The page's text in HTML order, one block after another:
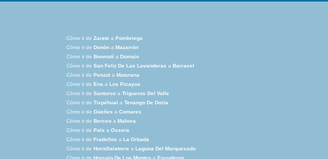
Cómo ir de Zarate a Pombriego
Cómo ir de Donón a Mazarrón
Cómo ir de Bonmatí a Domaio
Cómo ir de San Feliz De Las Lavanderas a Barracel
Cómo ir de Penzol a Maturana
Cómo ir de Ena a Los Picayos
Cómo ir de Santurce a Trigueros Del Valle
Cómo ir de Tixpéhual a Tenango De Doria
Cómo ir de Güeñes a Comares
Cómo ir de Berceo a Mahora
Cómo ir de Pals a Ossera
Cómo ir de Fradellos a La Orbada
Cómo ir de Hornillalatorre a Laguna Del Marquesado